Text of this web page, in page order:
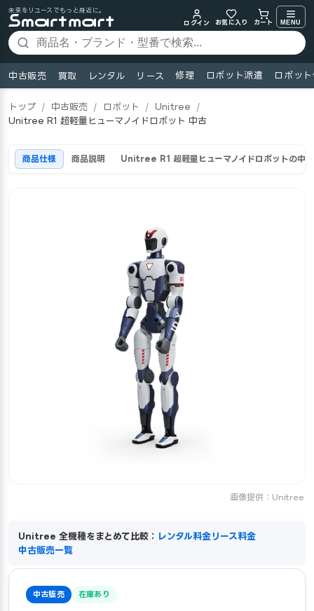
未来をリユースでもっと身近に。
ログイン
お気に入り カート MENU
中古販売 買取 レンタル リース 修理 ロボット派遣 ロボッ
トップ / 中古販売 / ロボット / Unitree
/
Unitree R1 超軽量ヒューマノイドロボット 中古
商品仕様 商品説明 Unitree R1 超軽量ヒューマノイドロボットの中
画像提供：Unitree
Unitree 全機種をまとめて比較： レンタル料金 リース料金
中古販売一覧
中古販売 在庫あり